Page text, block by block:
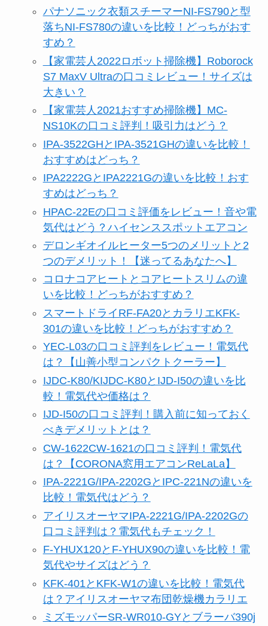
パナソニック衣類スチーマーNI-FS790と型
落ちNI-FS780の違いを比較！どっちがおす
すめ？
【家電芸人2022ロボット掃除機】Roborock
S7 MaxV Ultraの口コミレビュー！サイズは
大きい？
【家電芸人2021おすすめ掃除機】MC-
NS10Kの口コミ評判！吸引力はどう？
IPA-3522GHとIPA-3521GHの違いを比較！
おすすめはどっち？
IPA2222GとIPA2221Gの違いを比較！おす
すめはどっち？
HPAC-22Eの口コミ評価をレビュー！音や電
気代はどう？ハイセンススポットエアコン
デロンギオイルヒーター5つのメリットと2
つのデメリット！【迷ってるあなたへ】
コロナコアヒートとコアヒートスリムの違
いを比較！どっちがおすすめ？
スマートドライRF-FA20とカラリエKFK-
301の違いを比較！どっちがおすすめ？
YEC-L03の口コミ評判をレビュー！電気代
は？【山善小型コンパクトクーラー】
IJDC-K80/KIJDC-K80とIJD-I50の違いを比
較！電気代や価格は？
IJD-I50の口コミ評判！購入前に知っておく
べきデメリットとは？
CW-1622CW-1621の口コミ評判！電気代
は？【CORONA窓用エアコンReLaLa】
IPA-2221G/IPA-2202GとIPC-221Nの違いを
比較！電気代はどう？
アイリスオーヤマIPA-2221G/IPA-2202Gの
口コミ評判は？電気代もチェック！
F-YHUX120とF-YHUX90の違いを比較！電
気代やサイズはどう？
KFK-401とKFK-W1の違いを比較！電気代
は？アイリスオーヤマ布団乾燥機カラリエ
ミズモッパーSR-WR010-GYとブラーバ390j